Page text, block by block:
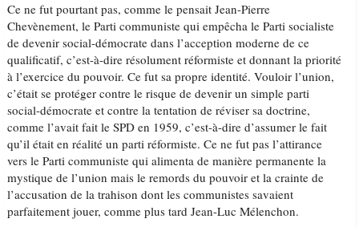
Ce ne fut pourtant pas, comme le pensait Jean-Pierre
Chevènement, le Parti communiste qui empêcha le Parti socialiste
de devenir social-démocrate dans l’acception moderne de ce
qualificatif, c’est-à-dire résolument réformiste et donnant la priorité
à l’exercice du pouvoir. Ce fut sa propre identité. Vouloir l’union,
c’était se protéger contre le risque de devenir un simple parti
social-démocrate et contre la tentation de réviser sa doctrine,
comme l’avait fait le SPD en 1959, c’est-à-dire d’assumer le fait
qu’il était en réalité un parti réformiste. Ce ne fut pas l’attirance
vers le Parti communiste qui alimenta de manière permanente la
mystique de l’union mais le remords du pouvoir et la crainte de
l’accusation de la trahison dont les communistes savaient
parfaitement jouer, comme plus tard Jean-Luc Mélenchon.